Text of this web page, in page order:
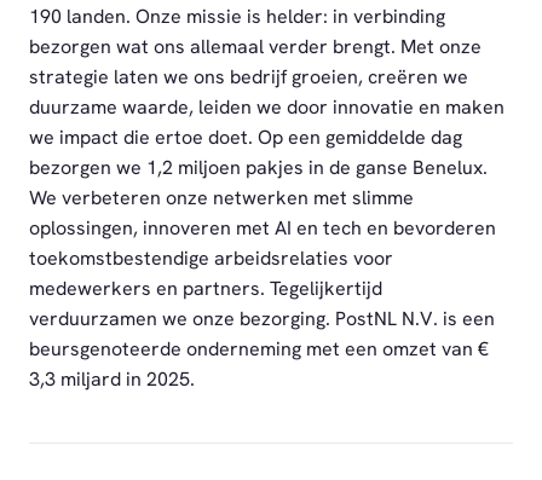
190 landen. Onze missie is helder: in verbinding
bezorgen wat ons allemaal verder brengt. Met onze
strategie laten we ons bedrijf groeien, creëren we
duurzame waarde, leiden we door innovatie en maken
we impact die ertoe doet. Op een gemiddelde dag
bezorgen we 1,2 miljoen pakjes in de ganse Benelux.
We verbeteren onze netwerken met slimme
oplossingen, innoveren met AI en tech en bevorderen
toekomstbestendige arbeidsrelaties voor
medewerkers en partners. Tegelijkertijd
verduurzamen we onze bezorging. PostNL N.V. is een
beursgenoteerde onderneming met een omzet van €
3,3 miljard in 2025.